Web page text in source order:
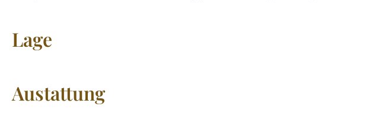
Lage
Austattung